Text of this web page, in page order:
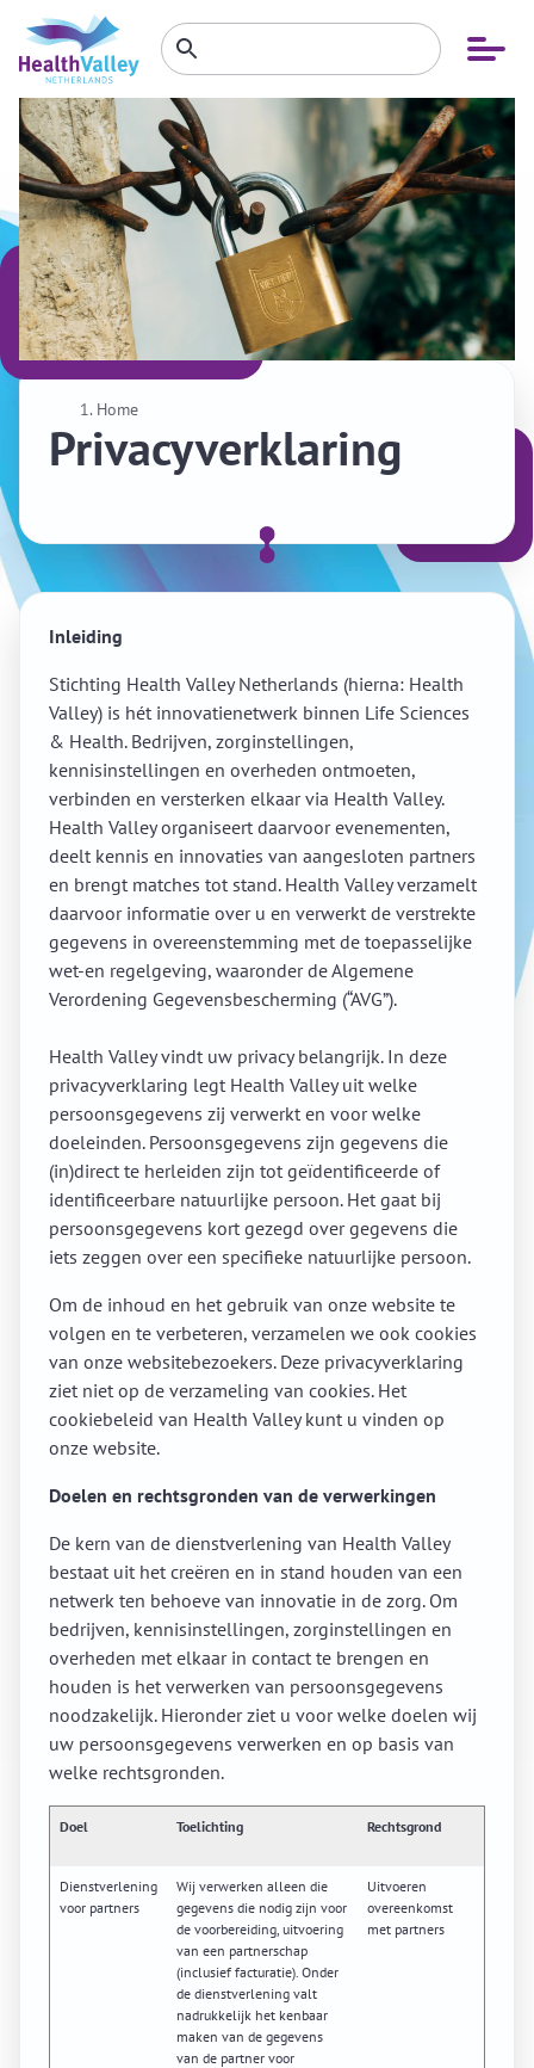
Open
menu
Zoeken
binnen
website
Zoeken
Home
Privacyverklaring
Inleiding
Stichting Health Valley Netherlands (hierna: Health
Valley) is hét innovatienetwerk binnen Life Sciences
& Health. Bedrijven, zorginstellingen,
kennisinstellingen en overheden ontmoeten,
verbinden en versterken elkaar via Health Valley.
Health Valley organiseert daarvoor evenementen,
deelt kennis en innovaties van aangesloten partners
en brengt matches tot stand. Health Valley verzamelt
daarvoor informatie over u en verwerkt de verstrekte
gegevens in overeenstemming met de toepasselijke
wet-en regelgeving, waaronder de Algemene
Verordening Gegevensbescherming (“AVG”).
Health Valley vindt uw privacy belangrijk. In deze
privacyverklaring legt Health Valley uit welke
persoonsgegevens zij verwerkt en voor welke
doeleinden. Persoonsgegevens zijn gegevens die
(in)direct te herleiden zijn tot geïdentificeerde of
identificeerbare natuurlijke persoon. Het gaat bij
persoonsgegevens kort gezegd over gegevens die
iets zeggen over een specifieke natuurlijke persoon.
Om de inhoud en het gebruik van onze website te
volgen en te verbeteren, verzamelen we ook cookies
van onze websitebezoekers. Deze privacyverklaring
ziet niet op de verzameling van cookies. Het
cookiebeleid van Health Valley kunt u vinden op
onze website.
Doelen en rechtsgronden van de verwerkingen
De kern van de dienstverlening van Health Valley
bestaat uit het creëren en in stand houden van een
netwerk ten behoeve van innovatie in de zorg. Om
bedrijven, kennisinstellingen, zorginstellingen en
overheden met elkaar in contact te brengen en
houden is het verwerken van persoonsgegevens
noodzakelijk. Hieronder ziet u voor welke doelen wij
uw persoonsgegevens verwerken en op basis van
welke rechtsgronden.
Doel Toelichting Rechtsgrond
Dienstverlening
voor partners
Wij verwerken alleen die
gegevens die nodig zijn voor
de voorbereiding, uitvoering
van een partnerschap
(inclusief facturatie). Onder
de dienstverlening valt
nadrukkelijk het kenbaar
maken van de gegevens
van de partner voor
Uitvoeren
overeenkomst
met partners